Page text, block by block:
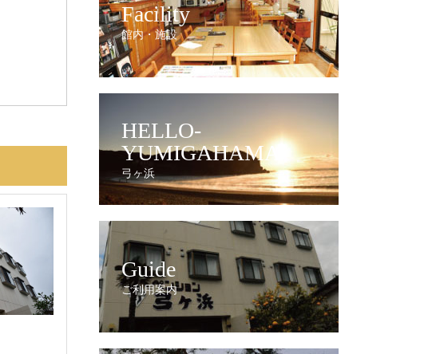
Facility
館内・施設
HELLO-
YUMIGAHAMA
弓ヶ浜
Guide
ご利用案内